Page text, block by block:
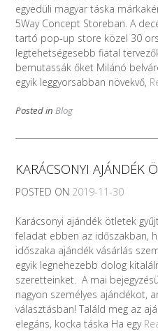
egyedüli magyar táska
5Way Concept Storeban. A
tartó pop-up store közel 30
legtehetségesebb fiatal
bemutassák őket Milánó
egyik leggyorsabban növekvő,
Posted in Blog
KARÁCSONYI AJÁNDÉK
POSTED ON 2019-11-30
Karácsonyi ajándék ötletek
feladat ebben az időszakban,
időszaka ajándék vásárlás
egyik legnehezebb dolog
szeretteinket. A mai
nagyon személyes ajándékot,
választásban! Találd meg az
elegáns, kocka táska Ha egy